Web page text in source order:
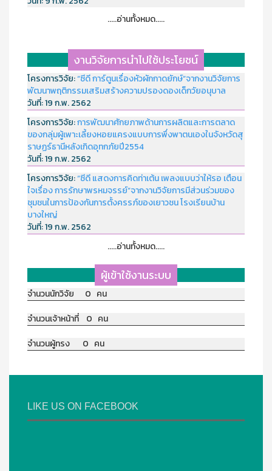
.....อ่านทั้งหมด.....
งานวิจัยการนำไปใช้ประโยชน์
โครงการวิจัย:“ซีดี การ์ตูนเรื่องหัวผักกาดยักษ์”จากงานวิจัยการ
พัฒนาพฤติกรรมเสริมสร้างความปรองดองเด็กวัยอนุบาล
วันที่:19 ก.พ. 2562
โครงการวิจัย:การพัฒนาศักยภาพด้านการผลิตและการตลาด
ของกลุ่มผู้เพาะเลี้ยงหอยแครงแบบการพึ่งพาตนเองในจังหวัดสุ
ราษฏร์ธานีหลังเกิดอุทกภัยปี2554
วันที่:19 ก.พ. 2562
โครงการวิจัย:“ซีดี แสดงการคิดท่าเต้น เพลงแบบว่าให้รอ เตือน
ใจเรื่อง การรักษาพรหมจรรย์”จากงานวิจัยการมีส่วนร่วมของ
ชุมชนในการป้องกันการตั้งครรภ์ของเยาวชน โรงเรียนบ้าน
บางใหญ่
วันที่:19 ก.พ. 2562
.....อ่านทั้งหมด.....
ผู้เข้าใช้งานระบบ
จำนวนนักวิจัย 0 คน
จำนวนเจ้าหน้าที่ 0 คน
จำนวนผู้ทรง 0 คน
LIKE US ON FACEBOOK